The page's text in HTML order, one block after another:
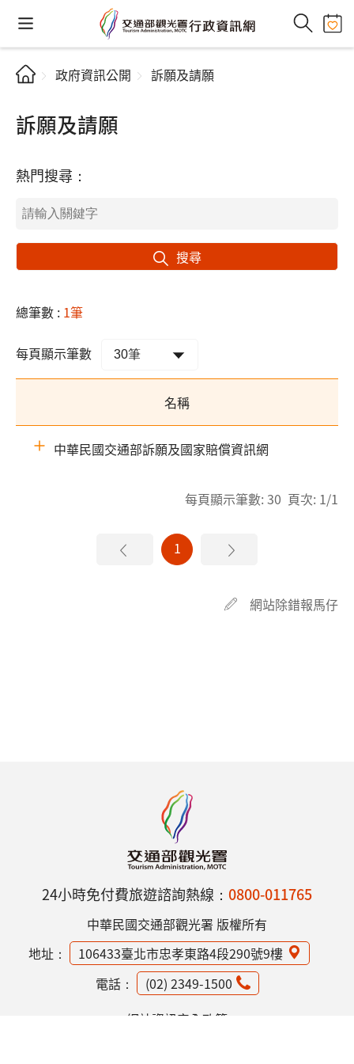
政府資訊公開 訴願及請願
訴願及請願
熱門搜尋：
搜尋
總筆數 : 1筆
每頁顯示筆數
名稱
中華民國交通部訴願及國家賠償資訊網
每頁顯示筆數: 30 頁次: 1/1
1
網站除錯報馬仔
24小時免付費旅遊諮詢熱線： 0800-011765
中華民國交通部觀光署 版權所有
地址：
106433臺北市忠孝東路4段290號9樓
電話：
(02) 2349-1500
網站資訊安全政策